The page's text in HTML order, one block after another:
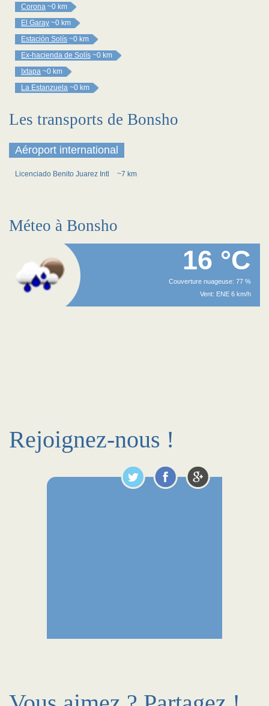
Corona ~0 km
El Garay ~0 km
Estación Solís ~0 km
Ex-hacienda de Solís ~0 km
Ixtapa ~0 km
La Estanzuela ~0 km
Les transports de Bonsho
Aéroport international
Licenciado Benito Juarez Intl ~7 km
Méteo à Bonsho
16 °C
Couverture nuageuse: 77 %
Vent: ENE 6 km/h
Rejoignez-nous !